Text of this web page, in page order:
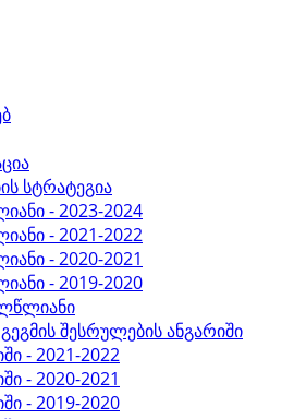
სტრატეგია
- 2023-2024
- 2021-2022
- 2020-2021
- 2019-2020
შესრულების ანგარიში
- 2021-2022
- 2020-2021
- 2019-2020